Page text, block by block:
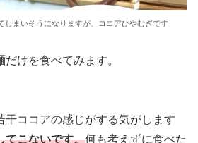
しまいそうになりますが、ココアひやむぎです
けを食べてみます。
干ココアの感じがする気がします
てこないです。何も考えずに食べた